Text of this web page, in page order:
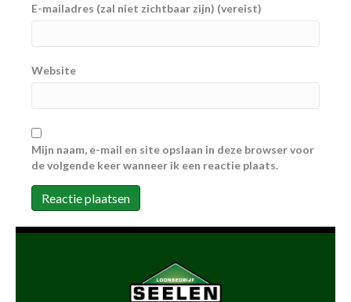
E-mailadres (zal niet zichtbaar zijn) (vereist)
Website
Mijn naam, e-mail en site opslaan in deze browser voor
de volgende keer wanneer ik een reactie plaats.